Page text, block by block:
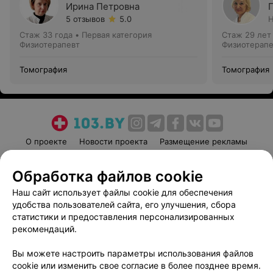
Ирина Петровна
5 отзывов
5.0
Стаж 33 года • Первая категория
Физиотерапевт
Томография
Стаж 29 лет
Томография
О проекте Новости проекта
Размещение рекламы
Пользовательское соглашение
Способы оплаты
Вакансии
Партнеры
Написать руководителю 103.by
Обработка персональных данных
Обработка файлов cookie
Наш сайт использует файлы cookie для обеспечения
удобства пользователей сайта, его улучшения, сбора
статистики и предоставления персонализированных
рекомендаций.
Вы можете настроить параметры использования файлов
cookie или изменить свое согласие в более позднее время.